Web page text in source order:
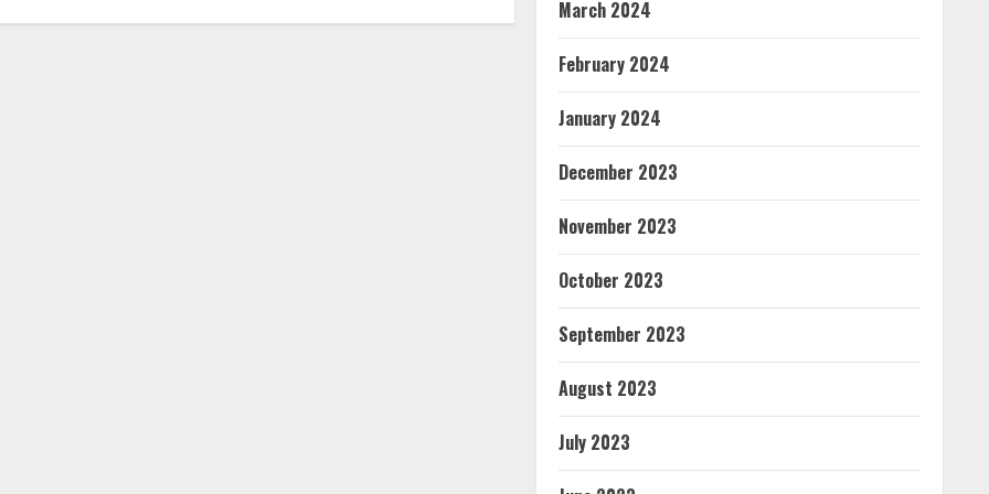
March 2024
February 2024
January 2024
December 2023
November 2023
October 2023
September 2023
August 2023
July 2023